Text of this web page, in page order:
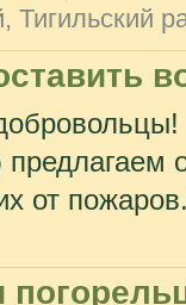
Тигильский
предлагаем
от